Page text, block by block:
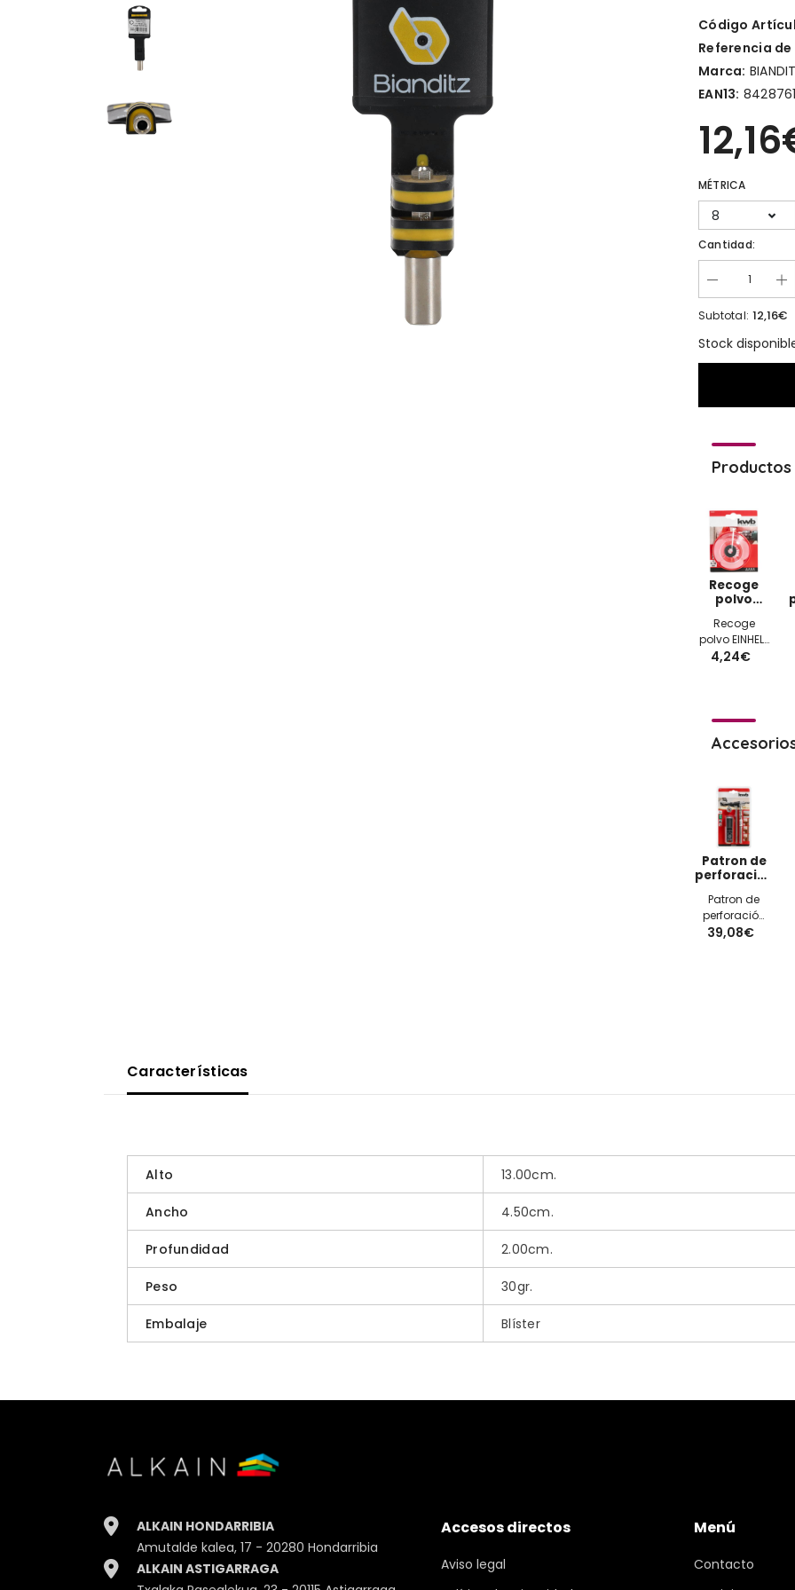
Código
Referencia
Marca:
EAN13:
MÉTRICA
8
Cantidad:
Subtotal: 12,16€
Stock
Recoge
polvo
taladro 4-
10mm
Recoge
polvo EINHELL
para taladro
4,24€
Patron de
perforación
T20 y punta
1/4"
Patron de
perforación
EINHELL con
39,08€
Características
Alto 13.00cm.
Ancho 4.50cm.
Profundidad 2.00cm.
Peso 30gr.
Embalaje Blíster
ALKAIN HONDARRIBIA
Amutalde kalea, 17 - 20280 Hondarribia
ALKAIN ASTIGARRAGA
Accesos directos
Aviso legal
Menú
Contacto